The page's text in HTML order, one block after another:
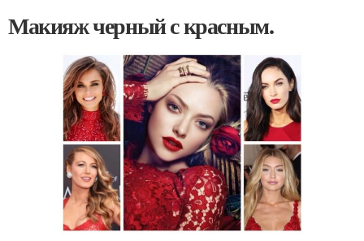
Макияж черный с красным.